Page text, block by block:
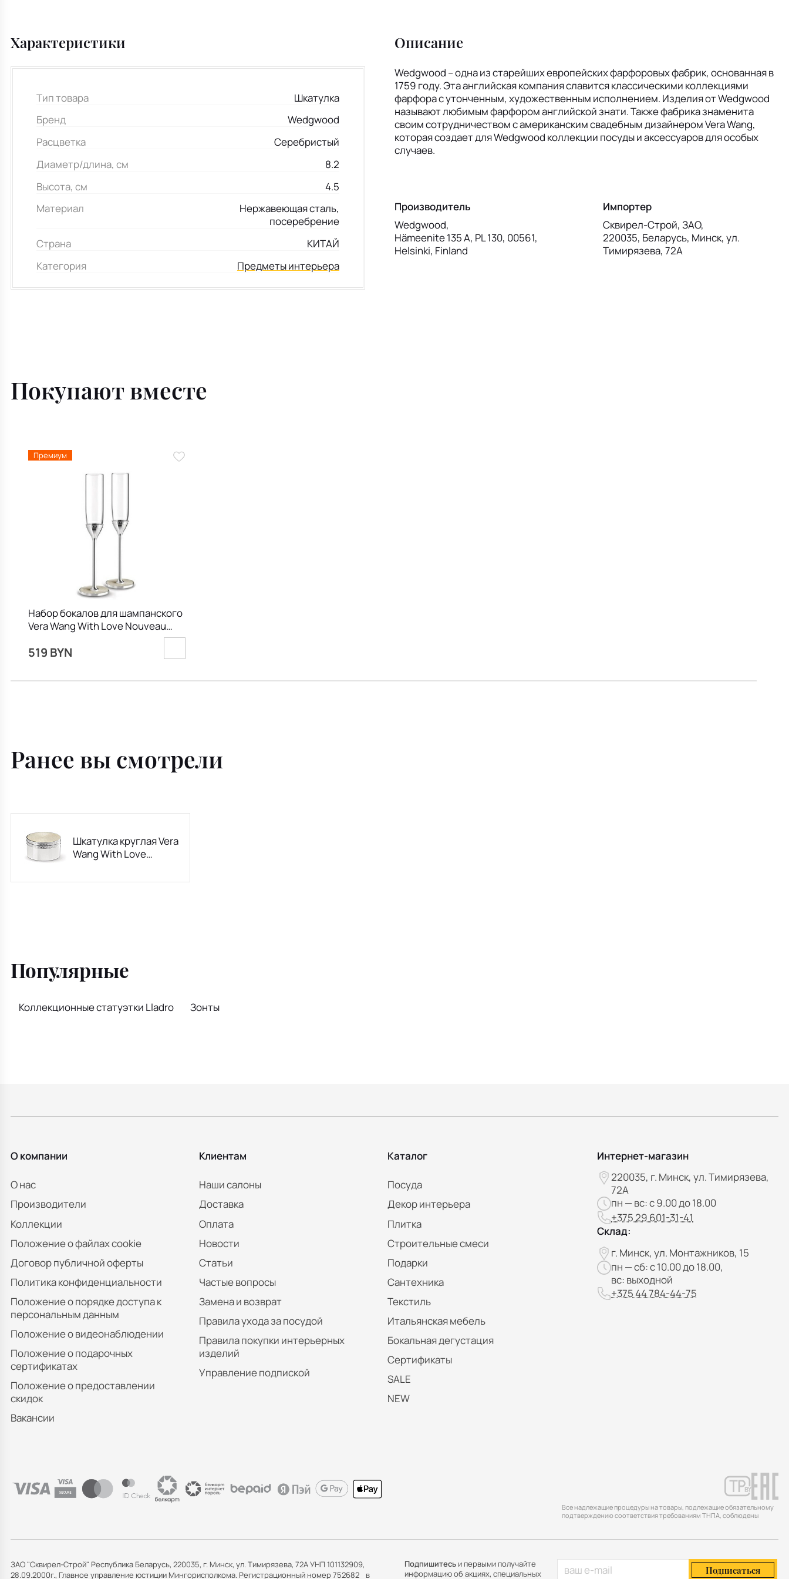
Характеристики
Тип товара
Шкатулка
Бренд
Wedgwood
Расцветка
Серебристый
Диаметр/длина, см
8.2
Высота, см
4.5
Материал
Нержавеющая сталь,
посеребрение
Страна
КИТАЙ
Категория
Предметы интерьера
Описание
Wedgwood – одна из старейших европейских фарфоровых фабрик, основанная в
1759 году. Эта английская компания славится классическими коллекциями
фарфора с утонченным, художественным исполнением. Изделия от Wedgwood
называют любимым фарфором английской знати. Также фабрика знаменита
своим сотрудничеством с американским свадебным дизайнером Vera Wang,
которая создает для Wedgwood коллекции посуды и аксессуаров для особых
случаев.
Производитель
Wedgwood,
Hämeenite 135 A, PL 130, 00561,
Helsinki, Finland
Импортер
Сквирел-Строй, ЗАО,
220035, Беларусь, Минск, ул.
Тимирязева, 72А
Покупают вместе
Премиум
Набор бокалов для шампанского
Vera Wang With Love Nouveau
519 BYN
Ранее вы смотрели
Шкатулка круглая Vera
Wang With Love
см
Популярные
Коллекционные статуэтки Lladro Зонты
О компании
О нас
Производители
Коллекции
Положение о файлах cookie
Договор публичной оферты
Политика конфиденциальности
Положение о порядке доступа к
персональным данным
Положение о видеонаблюдении
Положение о подарочных
сертификатах
Положение о предоставлении
скидок
Вакансии
Клиентам
Наши салоны
Доставка
Оплата
Новости
Статьи
Частые вопросы
Замена и возврат
Правила ухода за посудой
Правила покупки интерьерных
изделий
Управление подпиской
Каталог
Посуда
Декор интерьера
Плитка
Строительные смеси
Подарки
Сантехника
Текстиль
Итальянская мебель
Бокальная дегустация
Сертификаты
SALE
NEW
Интернет-магазин
220035, г. Минск, ул. Тимирязева,
72А
пн — вс: с 9.00 до 18.00
+375 29 601-31-41
Склад:
г. Минск, ул. Монтажников, 15
пн — сб: с 10.00 до 18.00,
вс: выходной
+375 44 784-44-75
Все надлежащие процедуры на товары, подлежащие обязательному
подтверждению соответствия требованиям ТНПА, соблюдены
ЗАО "Сквирел-Строй" Республика Беларусь, 220035, г. Минск, ул. Тимирязева, 72А УНП 101132909,
28.09.2000г., Главное управление юстиции Мингорисполкома. Регистрационный номер 752682 в
Подпишитесьи первыми получайте
информацию об акциях, специальных
Подписаться